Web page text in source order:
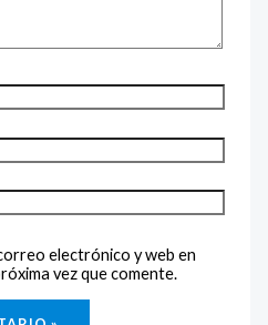
electrónico y web en
vez que comente.